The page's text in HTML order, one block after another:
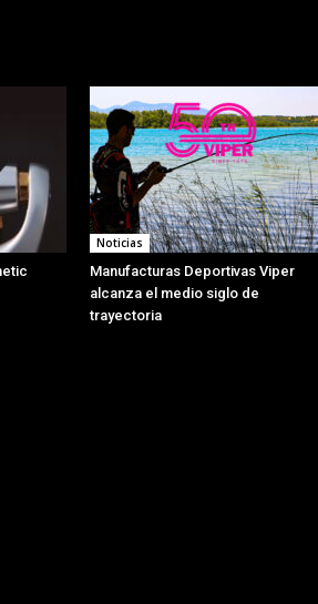
Noticias
Manufacturas Deportivas Viper
alcanza el medio siglo de
trayectoria